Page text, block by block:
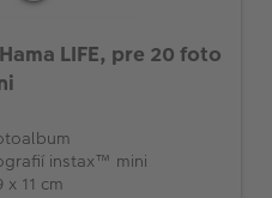
LIFE, pre 20 foto
instax™ mini
x 11 cm